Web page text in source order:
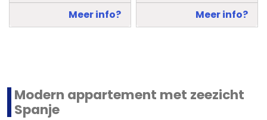
Meer info?
Meer info?
Modern appartement met zeezicht
Spanje